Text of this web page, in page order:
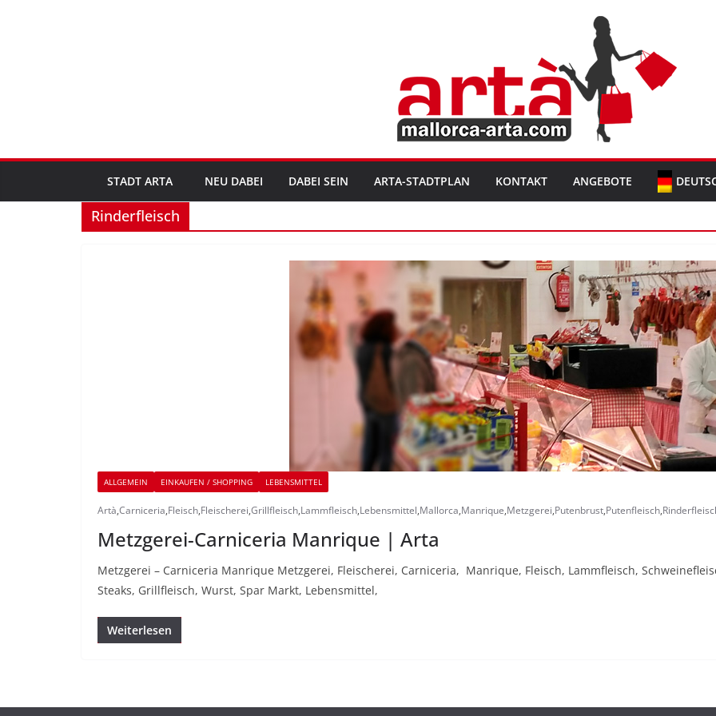
STADT ARTA NEU DABEI DABEI SEIN ARTA-STADTPLAN KONTAKT ANGEBOTE
Rinderfleisch
ALLGEMEIN EINKAUFEN / SHOPPING LEBENSMITTEL
Artà,Carniceria,Fleisch,Fleischerei,Grillfleisch,Lammfleisch,Lebensmittel,Mallorca,Manrique,Metzgerei,Putenbrust,Putenfleisch,
Metzgerei-Carniceria Manrique | Arta
Metzgerei – Carniceria Manrique Metzgerei, Fleischerei, Carniceria, Manrique, Fleisch, Lammfleisch,
Steaks, Grillfleisch, Wurst, Spar Markt, Lebensmittel,
Weiterlesen